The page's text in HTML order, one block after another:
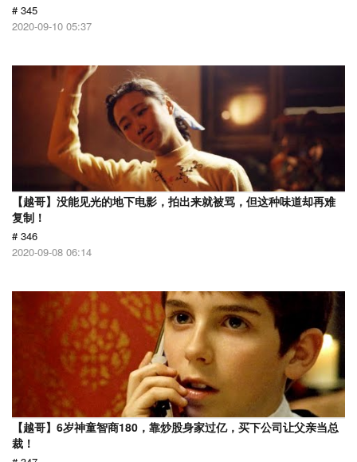
# 345
2020-09-10 05:37
【越哥】没能见光的地下电影，拍出来就被骂，但这种味道却再难
复制！
# 346
2020-09-08 06:14
【越哥】6岁神童智商180，靠炒股身家过亿，买下公司让父亲当总
裁！